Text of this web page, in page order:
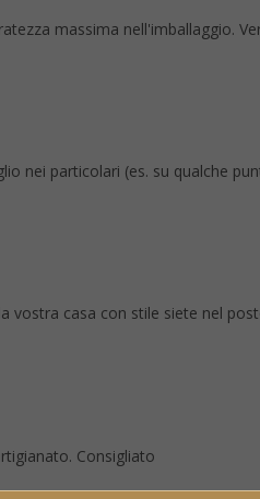
massima nell'imballaggio.
nei particolari (es. su qualche
vostra casa con stile siete nel
Consigliato